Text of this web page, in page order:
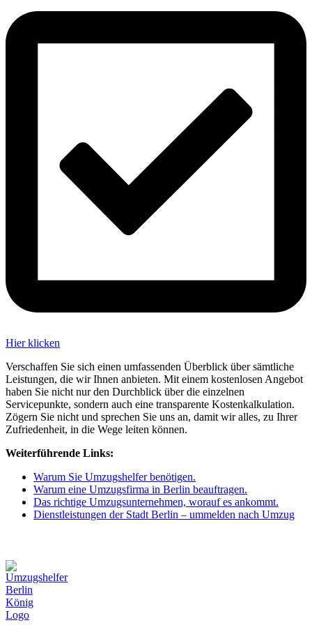
Hier klicken
Verschaffen Sie sich einen umfassenden Überblick über sämtliche
Leistungen, die wir Ihnen anbieten. Mit einem kostenlosen Angebot
haben Sie nicht nur den Durchblick über die einzelnen
Servicepunkte, sondern auch eine transparente Kostenkalkulation.
Zögern Sie nicht und sprechen Sie uns an, damit wir alles, zu Ihrer
Zufriedenheit, in die Wege leiten können.
Weiterführende Links:
Warum Sie Umzugshelfer benötigen.
Warum eine Umzugsfirma in Berlin beauftragen.
Das richtige Umzugsunternehmen, worauf es ankommt.
Dienstleistungen der Stadt Berlin – ummelden nach Umzug